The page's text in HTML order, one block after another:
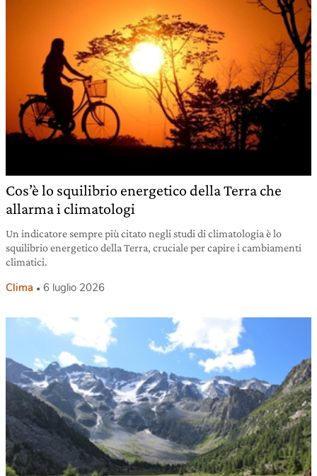
Cos’è lo squilibrio energetico della Terra che
allarma i climatologi
Un indicatore sempre più citato negli studi di climatologia è lo
squilibrio energetico della Terra, cruciale per capire i cambiamenti
climatici.
Clima 6 luglio 2026